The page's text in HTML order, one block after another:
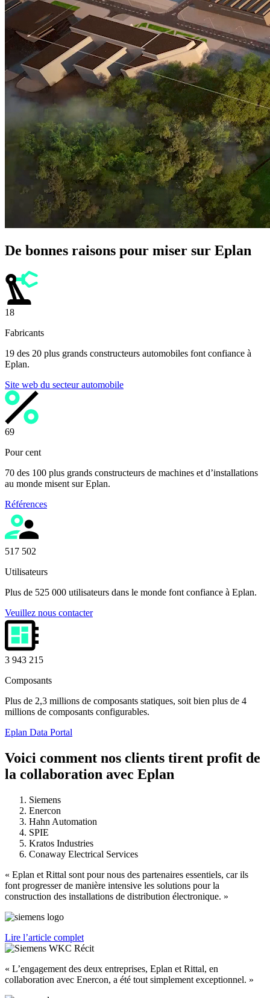
De bonnes raisons pour miser sur Eplan
19
Fabricants
19 des 20 plus grands constructeurs automobiles font confiance à
Eplan.
Site web du secteur automobile
70
Pour cent
70 des 100 plus grands constructeurs de machines et d’installations
au monde misent sur Eplan.
Références
525 000
Utilisateurs
Plus de 525 000 utilisateurs dans le monde font confiance à Eplan.
Veuillez nous contacter
4 000 000
Composants
Plus de 2,3 millions de composants statiques, soit bien plus de 4
millions de composants configurables.
Eplan Data Portal
Voici comment nos clients tirent profit de
la collaboration avec Eplan
Siemens
Enercon
Hahn Automation
SPIE
Kratos Industries
Conaway Electrical Services
« Eplan et Rittal sont pour nous des partenaires essentiels, car ils
font progresser de manière intensive les solutions pour la
construction des installations de distribution électronique. »
Lire l’article complet
« L’engagement des deux entreprises, Eplan et Rittal, en
collaboration avec Enercon, a été tout simplement exceptionnel. »